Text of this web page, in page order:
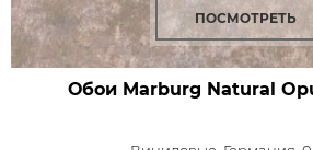
ПОСМОТРЕТЬ
Обои Marburg Natural